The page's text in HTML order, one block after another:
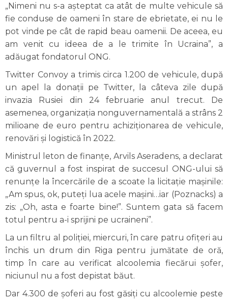
„Nimeni nu s-a aşteptat ca atât de multe vehicule să
fie conduse de oameni în stare de ebrietate, ei nu le
pot vinde pe cât de rapid beau oamenii. De aceea, eu
am venit cu ideea de a le trimite în Ucraina”, a
adăugat fondatorul ONG.
Twitter Convoy a trimis circa 1.200 de vehicule, după
un apel la donaţii pe Twitter, la câteva zile după
invazia Rusiei din 24 februarie anul trecut. De
asemenea, organizaţia nonguvernamentală a strâns 2
milioane de euro pentru achiziţionarea de vehicule,
renovări şi logistică în 2022.
Ministrul leton de finanţe, Arvils Aseradens, a declarat
că guvernul a fost inspirat de succesul ONG-ului să
renunţe la încercările de a scoate la licitaţie maşinile:
„Am spus, ok, puteţi lua acele maşini…iar (Poznacks) a
zis: „Oh, asta e foarte bine!”. Suntem gata să facem
totul pentru a-i sprijini pe ucraineni”.
La un filtru al poliţiei, miercuri, în care patru ofiţeri au
închis un drum din Riga pentru jumătate de oră,
timp în care au verificat alcoolemia fiecărui şofer,
niciunul nu a fost depistat băut.
Dar 4.300 de şoferi au fost găsiţi cu alcoolemie peste